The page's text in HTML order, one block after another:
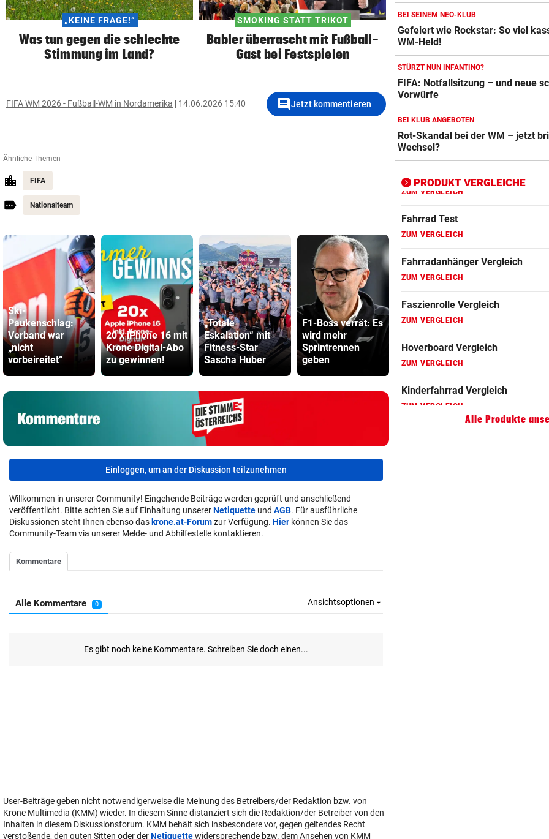
„KEINE FRAGE!“
Was tun gegen die schlechte
Stimmung im Land?
SMOKING STATT TRIKOT
Babler überrascht mit Fußball-
Gast bei Festspielen
FIFA WM 2026 - Fußball-WM in Nordamerika 14.06.2026 15:40 commentJetzt kommentieren
Ähnliche Themen
FIFA
Nationalteam
Ski-
Paukenschlag:
Verband war
„nicht
vorbeireitet“
20 x iPhone 16 mit
Krone Digital-Abo
zu gewinnen!
„Totale
Eskalation“ mit
Fitness-Star
Sascha Huber
F1-Boss verrät: Es
wird mehr
Sprintrennen
geben
Treffen Sie die
Schlagerqueen
Andrea Berg live
schickte
Einloggen, um an der Diskussion teilzunehmen
Willkommen in unserer Community! Eingehende Beiträge werden geprüft und anschließend
veröffentlicht. Bitte achten Sie auf Einhaltung unsererNetiquette und AGB. Für ausführliche
Diskussionen steht Ihnen ebenso das krone.at-Forumzur Verfügung. Hier können Sie das
Community-Team via unserer Melde- und Abhilfestelle kontaktieren.
User-Beiträge geben nicht notwendigerweise die Meinung des Betreibers/der Redaktion bzw. von
Krone Multimedia (KMM) wieder. In diesem Sinne distanziert sich die Redaktion/der Betreiber von den
Inhalten in diesem Diskussionsforum. KMM behält sich insbesondere vor, gegen geltendes Recht
verstoßende, den guten Sitten oder derNetiquettewidersprechende bzw. dem Ansehen von KMM
BEI SEINEM NEO-KLUB
Gefeiert wie Rockstar: So viel
WM-Held!
STÜRZT NUN INFANTINO?
FIFA: Notfallsitzung – und neue
Vorwürfe
BEI KLUB ANGEBOTEN
Rot-Skandal bei der WM – jetzt
Wechsel?
PRODUKT VERGLEICHE
ZUM VERGLEICH
Crosstrainer Vergleich
ZUM VERGLEICH
ZUM VERGLEICH
Elektro-Scooter Vergleich
ZUM VERGLEICH
Ergometer Vergleich
ZUM VERGLEICH
Fahrrad Test
ZUM VERGLEICH
Fahrradanhänger Vergleich
ZUM VERGLEICH
Faszienrolle Vergleich
ZUM VERGLEICH
Hoverboard Vergleich
ZUM VERGLEICH
Kinderfahrrad Vergleich
ZUM VERGLEICH
Alle Produkte